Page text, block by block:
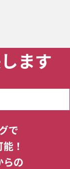
ます
で
！
らの